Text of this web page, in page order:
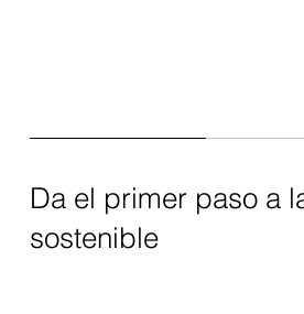
Da el primer paso a
sostenible